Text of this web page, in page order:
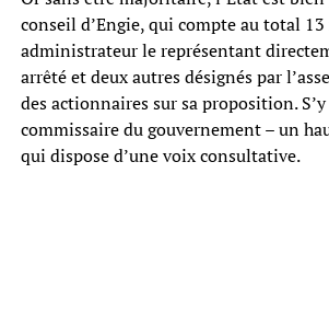
conseil d’Engie, qui compte au total
administrateur le représentant
arrêté et deux autres désignés par
des actionnaires sur sa proposition.
commissaire du gouvernement – un
qui dispose d’une voix consultative.